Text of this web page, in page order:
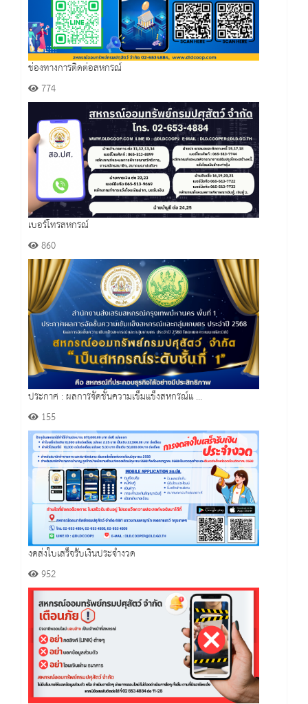
ช่องทางการติดต่อสหกรณ์
774
เบอร์โทรสหกรณ์
860
ประกาศ : ผลการจัดชั้นความเข็มแข็งสหกรณ์แ ...
155
งดส่งใบเสร็จรับเงินประจำงวด
952